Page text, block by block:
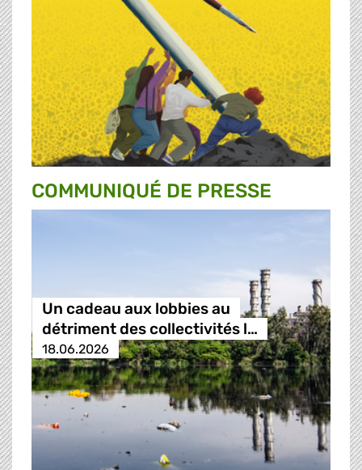
COMMUNIQUÉ DE PRESSE
Un cadeau aux lobbies au
détriment des collectivités l…
18.06.2026